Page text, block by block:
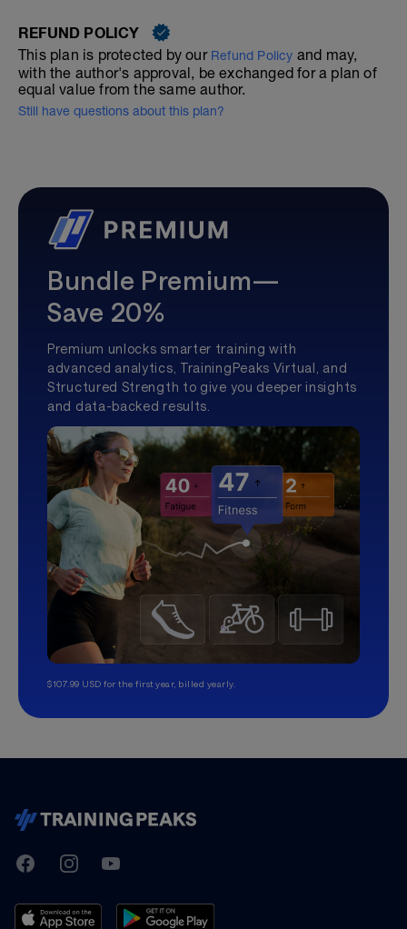
REFUND POLICY
This plan is protected by our Refund Policy and may,
with the author's approval, be exchanged for a plan of
equal value from the same author.
Still have questions about this plan?
Bundle Premium—
Save 20%
Premium unlocks smarter training with
advanced analytics, TrainingPeaks Virtual, and
Structured Strength to give you deeper insights
and data-backed results.
$107.99 USD for the first year, billed yearly.
TrainingPeaks
FacebookInstagramYoutube